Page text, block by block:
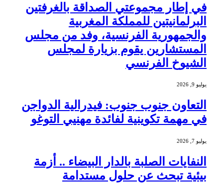
في إطار مجموعتي الصداقة بالغرفتين
البرلمانيتين للمملكة المغربية
والجمهورية الفرنسية، وفد من مجلس
المستشارين يقوم بزيارة لمجلس
الشيوخ الفرنسي
يوليو 9, 2026
التعاون جنوب جنوب: فيدرالية الدواجن
في مهمة تكوينية لفائدة مهنيي التوغو
يوليو 7, 2026
النفايات الصلبة بالدار البيضاء .. أزمة
بيئية تبحث عن حلول مستدامة